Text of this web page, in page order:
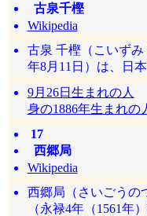
古泉千樫
Wikipedia
古泉 千樫（こいずみ
年8月11日）は、日
9月26日生まれの人
身の1886年生まれの
17
西郷局
Wikipedia
西郷局（さいごうの
（永禄4年（1561年